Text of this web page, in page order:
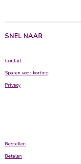
SNEL NAAR
Contact
Sparen voor korting
Privacy
Bestellen
Betalen